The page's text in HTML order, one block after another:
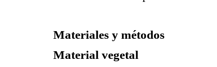
Materiales y métodos
Material vegetal